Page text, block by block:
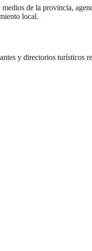
de la provincia,
local.
y directorios